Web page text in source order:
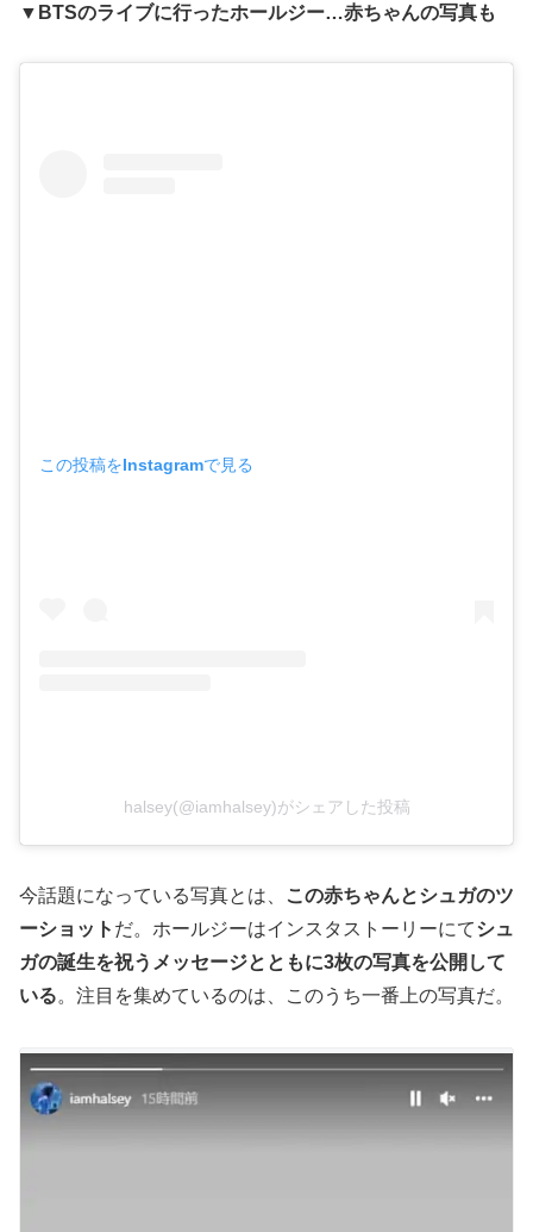
▼BTSのライブに行ったホールジー…赤ちゃんの写真も
この投稿をInstagramで見る
halsey(@iamhalsey)がシェアした投稿
今話題になっている写真とは、
この赤ちゃんとシュガのツ
ーショット だ。ホールジーはインスタストーリーにてシュ
ガの誕生を祝うメッセージとともに3枚の写真を公開して
いる。注目を集めているのは、このうち一番上の写真だ。